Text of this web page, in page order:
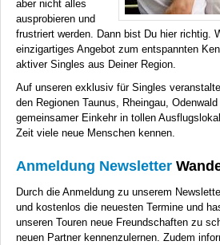
aber nicht alles
ausprobieren und
frustriert werden. Dann bist Du hier richtig.
einzigartiges Angebot zum entspannten
aktiver Singles aus Deiner Region.
Auf unseren exklusiv für Singles
den Regionen Taunus, Rheingau,
gemeinsamer Einkehr in tollen
Zeit viele neue Menschen kennen.
Anmeldung Newsletter
Durch die Anmeldung zu unserem
und kostenlos die neuesten Termine und
unseren Touren neue Freundschaften zu
neuen Partner kennenzulernen. Zudem